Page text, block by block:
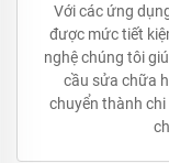
Với các ứng
được mức tiết
nghệ chúng tôi
cầu sửa chữa
chuyển thành